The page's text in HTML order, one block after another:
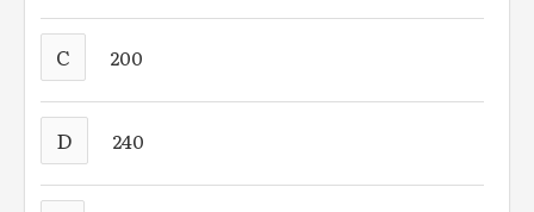
C 200
D 240